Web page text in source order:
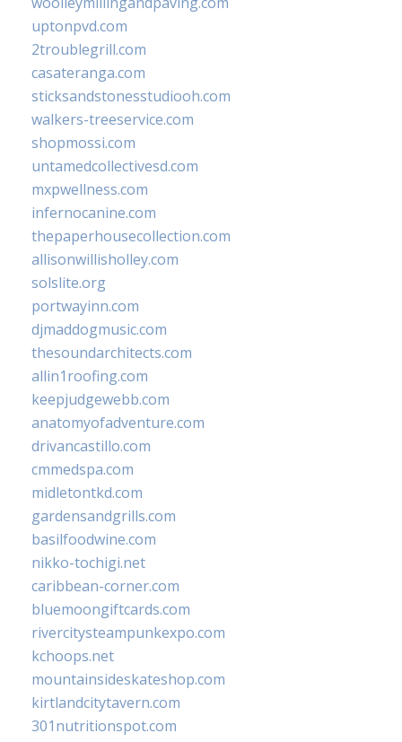
uptonpvd.com
2troublegrill.com
casateranga.com
sticksandstonesstudiooh.com
walkers-treeservice.com
shopmossi.com
untamedcollectivesd.com
mxpwellness.com
infernocanine.com
thepaperhousecollection.com
allisonwillisholley.com
solslite.org
portwayinn.com
djmaddogmusic.com
thesoundarchitects.com
allin1roofing.com
keepjudgewebb.com
anatomyofadventure.com
drivancastillo.com
cmmedspa.com
midletontkd.com
gardensandgrills.com
basilfoodwine.com
nikko-tochigi.net
caribbean-corner.com
bluemoongiftcards.com
rivercitysteampunkexpo.com
kchoops.net
mountainsideskateshop.com
kirtlandcitytavern.com
301nutritionspot.com